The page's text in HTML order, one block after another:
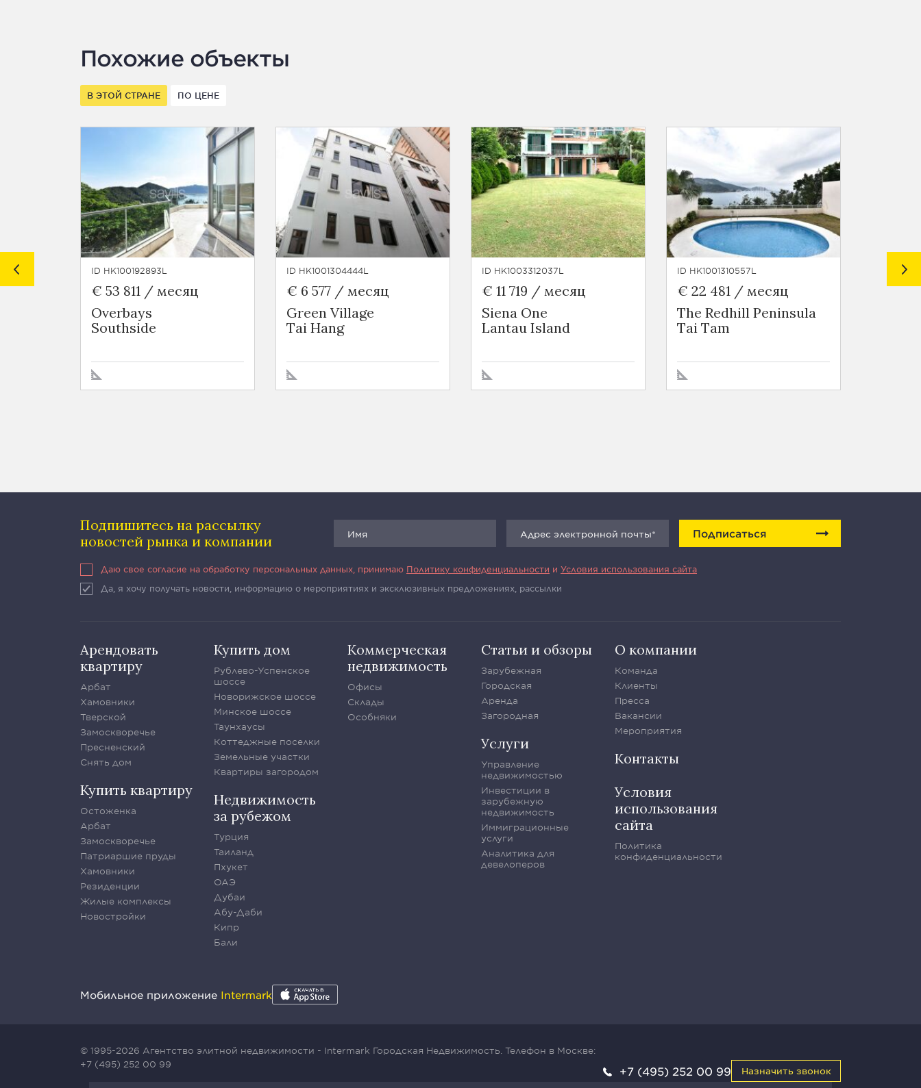
Похожие объекты
В ЭТОЙ СТРАНЕ ПО ЦЕНЕ
ID HK100192893L
€ 53 811 / месяц
Overbays
Southside
ID HK1001304444L
€ 6 577 / месяц
Green Village
Tai Hang
ID HK1003312037L
€ 11 719 / месяц
Siena One
Lantau Island
ID HK1001310557L
€ 22 481 / месяц
The Redhill Peninsula
Tai Tam
ID
€ 10
Подпишитесь на рассылку
новостей рынка и компании
Подписаться
Даю свое согласие на обработку персональных данных, принимаю Политику конфиденциальности и Условия использования сайта
Да, я хочу получать новости, информацию о мероприятиях и эксклюзивных предложениях, рассылки
Арендовать
квартиру
Арбат
Хамовники
Тверской
Замоскворечье
Пресненский
Снять дом
Купить квартиру
Остоженка
Арбат
Замоскворечье
Патриаршие пруды
Хамовники
Резиденции
Жилые комплексы
Новостройки
Купить дом
Рублево-Успенское
шоссе
Новорижское шоссе
Минское шоссе
Таунхаусы
Коттеджные поселки
Земельные участки
Квартиры загородом
Недвижимость
за рубежом
Турция
Таиланд
Пхукет
ОАЭ
Дубаи
Абу-Даби
Кипр
Бали
Коммерческая
недвижимость
Офисы
Склады
Особняки
Статьи и обзоры
Зарубежная
Городская
Аренда
Загородная
Услуги
Управление
недвижимостью
Инвестиции в
зарубежную
недвижимость
Иммиграционные
услуги
Аналитика для
девелоперов
О компании
Команда
Клиенты
Пресса
Вакансии
Мероприятия
Контакты
Условия
использования
сайта
Политика
конфиденциальности
Мобильное приложение Intermark
© 1995-2026 Агентство элитной недвижимости - Intermark Городская Недвижимость. Телефон в Москве:
+7 (495) 252 00 99
+7 (495) 252 00 99 Назначить звонок